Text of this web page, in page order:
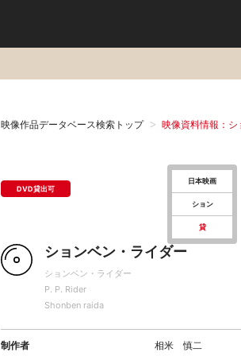
映像作品データベース検索トップ 映像資料情報：シ
DVD貸出可
日本映画
ション
貸
ションベン・ライダー
ションベン・ライダー
P. P. Rider
Shonben raida
制作者 相米 慎二